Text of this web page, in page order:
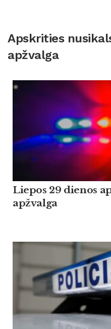
Apskrities
apžvalga
Liepos 29 dienos
apžvalga